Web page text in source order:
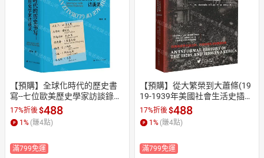
【預購】全球化時代的歷史書
寫--七位歐美歷史學家訪談錄
(精)/智識生活丨天龍圖書簡體
字專賣店丨9787220144653 (tl
2610)
17%折後$488
1% (賺4點)
滿799免運
【預購】從大繁榮到大蕭條(19
19-1939年美國社會生活史插圖
典藏版)丨天龍圖書簡體字專賣
店丨9787308265331 (tl2610)
17%折後$488
1% (賺4點)
滿799免運